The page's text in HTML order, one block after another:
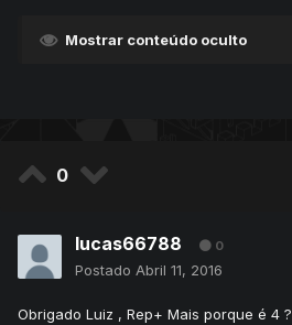
Mostrar conteúdo oculto
0
lucas66788 0
Postado Abril 11, 2016
Obrigado Luiz , Rep+ Mais porque é 4 ?